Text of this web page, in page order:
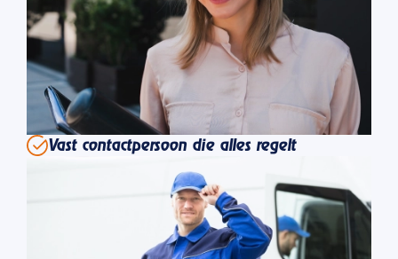
Vast contactpersoon die alles regelt